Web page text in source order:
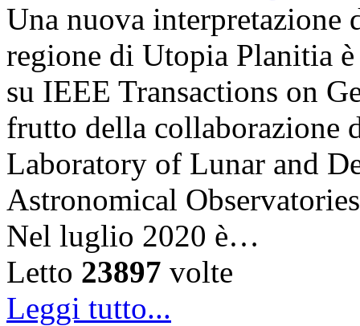
Una nuova interpretazione
regione di Utopia Planitia
su IEEE Transactions on
frutto della collaborazione
Laboratory of Lunar and
Astronomical
Nel luglio 2020 è…
Letto 23897 volte
Leggi tutto...